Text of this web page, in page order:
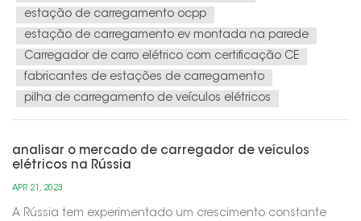
estação de carregamento ocpp
estação de carregamento ev montada na parede
Carregador de carro elétrico com certificação CE
fabricantes de estações de carregamento
pilha de carregamento de veículos elétricos
analisar o mercado de carregador de veículos
elétricos na Rússia
APR 21, 2023
A Rússia tem experimentado um crescimento constante